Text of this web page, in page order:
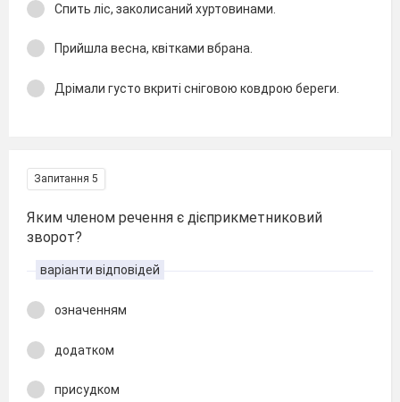
Спить ліс, заколисаний хуртовинами.
Прийшла весна, квітками вбрана.
Дрімали густо вкриті сніговою ковдрою береги.
Запитання 5
Яким членом речення є дієприкметниковий
зворот?
варіанти відповідей
означенням
додатком
присудком